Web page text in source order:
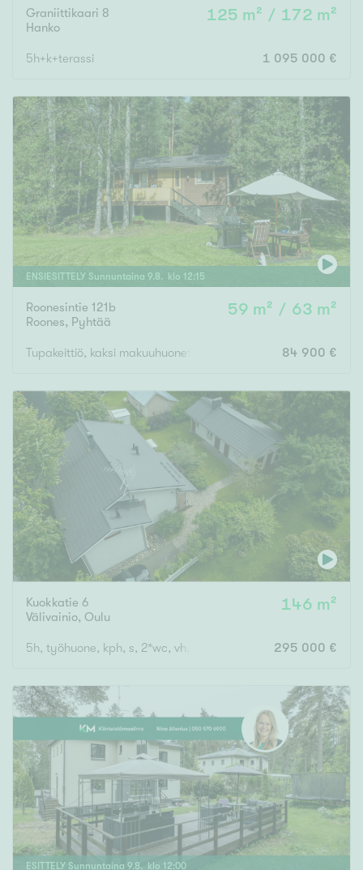
Graniittikaari 8
Hanko
125 m² / 172 m²
5h+k+terassi 1 095 000 €
ENSIESITTELY Sunnuntaina 9.8 . klo 12:15
Roonesintie 121b
Roones, Pyhtää
59 m² / 63 m²
Tupakeittiö, kaksi makuuhuonetta, sauna, pukuhuone, terassi
84 900 €
Kuokkatie 6
Välivainio, Oulu
146 m²
5h, työhuone, kph, s, 2*wc, vh, khh, aula 295 000 €
ESITTELY Sunnuntaina 9.8. klo 12:00